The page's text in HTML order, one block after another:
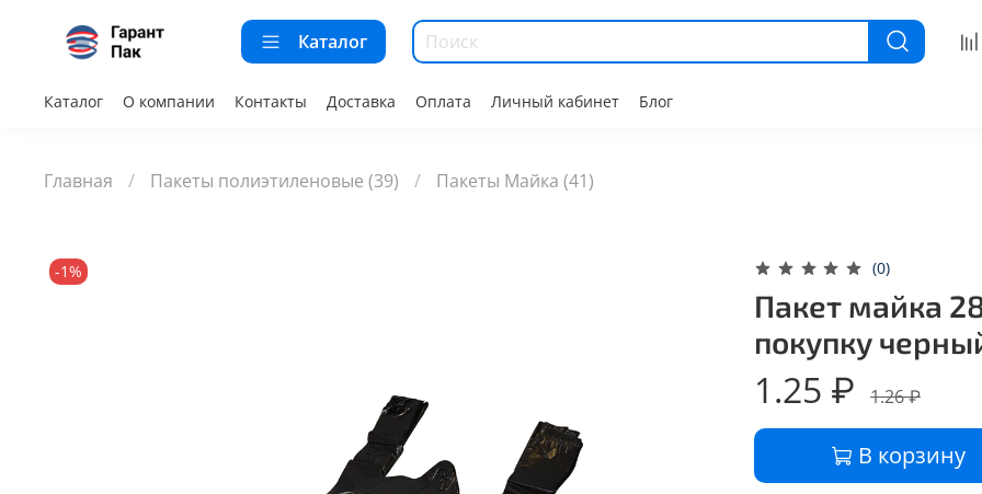
Каталог
Каталог О компании Контакты Доставка Оплата Личный кабинет Блог
Главная Пакеты полиэтиленовые (39) Пакеты Майка (41)
-1% (0)
Пакет майка
покупку
1.25 ₽ 1.26 ₽
В корзину